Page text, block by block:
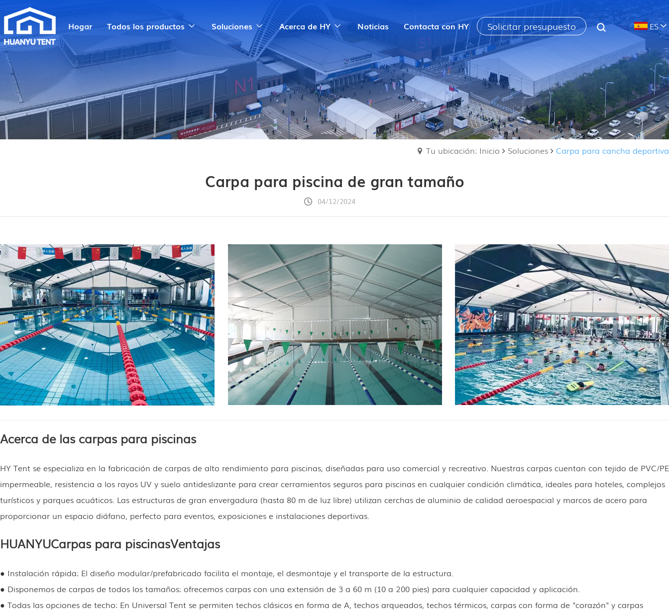
Hogar Todos los productos Soluciones Acerca de HY Noticias Contacta con HY Solicitar presupuesto ES
Tu ubicación: Inicio Soluciones Carpa para cancha deportiva
Carpa para piscina de gran tamaño
04/12/2024
Acerca de las carpas para piscinas
HY Tent se especializa en la fabricación de carpas de alto rendimiento para piscinas, diseñadas para uso comercial y recreativo. Nuestras carpas cuentan con tejido de PVC/PE
impermeable, resistencia a los rayos UV y suelo antideslizante para crear cerramientos seguros para piscinas en cualquier condición climática, ideales para hoteles, complejos
turísticos y parques acuáticos. Las estructuras de gran envergadura (hasta 80 m de luz libre) utilizan cerchas de aluminio de calidad aeroespacial y marcos de acero para
proporcionar un espacio diáfano, perfecto para eventos, exposiciones e instalaciones deportivas.
HUANYUCarpas para piscinasVentajas
● Instalación rápida: El diseño modular/prefabricado facilita el montaje, el desmontaje y el transporte de la estructura.
● Disponemos de carpas de todos los tamaños: ofrecemos carpas con una extensión de 3 a 60 m (10 a 200 pies) para cualquier capacidad y aplicación.
● Todas las opciones de techo: En Universal Tent se permiten techos clásicos en forma de A, techos arqueados, techos térmicos, carpas con forma de "corazón" y carpas